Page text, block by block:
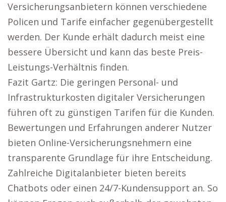
Versicherungsanbietern können verschiedene
Policen und Tarife einfacher gegenübergestellt
werden. Der Kunde erhält dadurch meist eine
bessere Übersicht und kann das beste Preis-
Leistungs-Verhältnis finden.
Fazit Gartz: Die geringen Personal- und
Infrastrukturkosten digitaler Versicherungen
führen oft zu günstigen Tarifen für die Kunden.
Bewertungen und Erfahrungen anderer Nutzer
bieten Online-Versicherungsnehmern eine
transparente Grundlage für ihre Entscheidung.
Zahlreiche Digitalanbieter bieten bereits
Chatbots oder einen 24/7-Kundensupport an. So